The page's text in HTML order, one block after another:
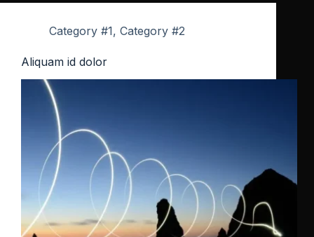
Category #1, Category #2
Aliquam id dolor